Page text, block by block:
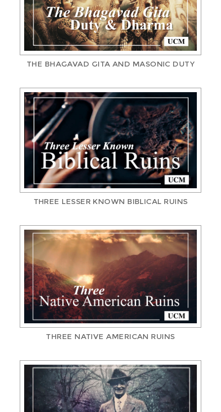
THE BHAGAVAD GITA AND MASONIC DUTY
THREE LESSER KNOWN BIBLICAL RUINS
THREE NATIVE AMERICAN RUINS